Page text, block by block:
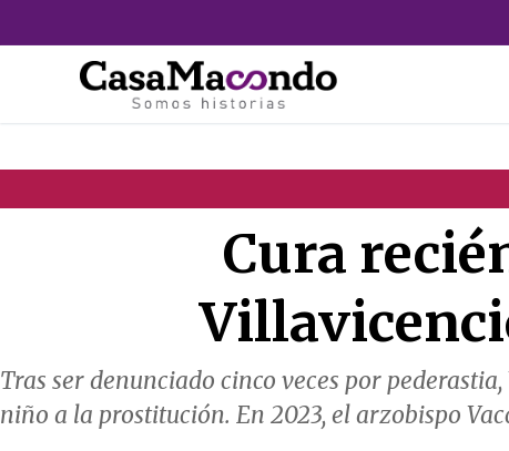
al
contenido
Cura
Tras ser denunciado cinco veces por
niño a la prostitución. En 2023, el arzobispo